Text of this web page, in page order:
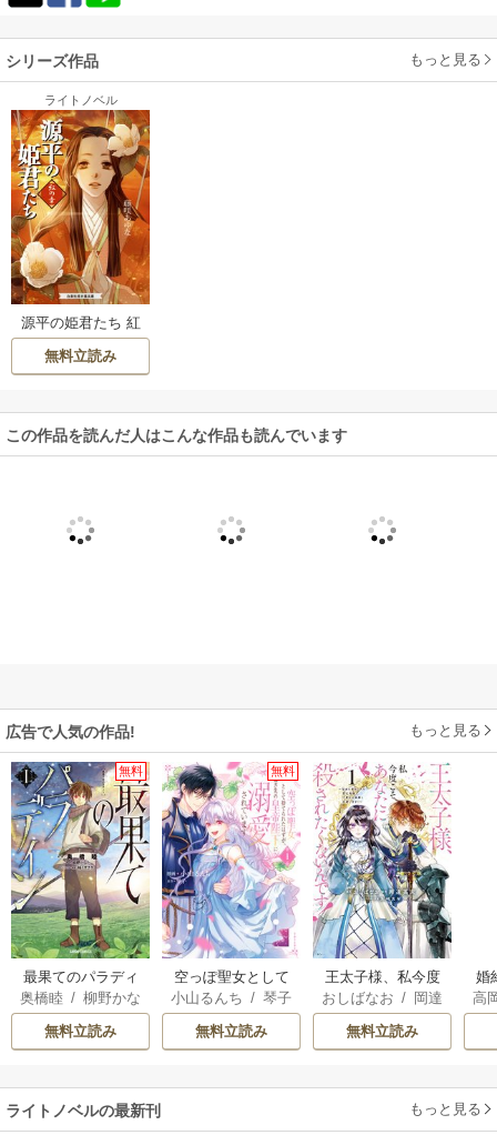
シリーズ作品 もっと見る
ライトノベル
源平の姫君たち 紅
の章
無料立読み
この作品を読んだ人はこんな作品も読んでいます
広告で人気の作品! もっと見る
無料
最果てのパラディ
ン
奥橋睦 /柳野かな
/輪くすさが
無料立読み
無料
空っぽ聖女として
捨てられたはず
が、嫁ぎ先の皇帝
陛下に溺愛されて
小山るんち /琴子
無料立読み
王太子様、私今度
こそあなたに殺さ
れたくないんで
す！ ～聖女に嵌め
二度目は串刺し回
避します！～
おしばなお / 岡達
英茉
/ 先崎真琴
無料立読み
婚
っ
高
ライトノベルの最新刊 もっと見る